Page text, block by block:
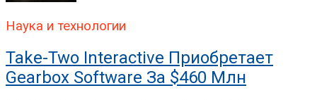
Наука и технологии
Take-Two Interactive Приобретает
Gearbox Software За $460 Млн